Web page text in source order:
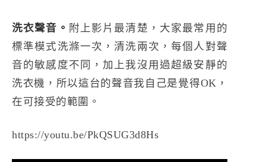
洗衣聲音。 附上影片最清楚，大家最常用的
標準模式洗滌一次，清洗兩次，每個人對聲
音的敏感度不同，加上我沒用過超級安靜的
洗衣機，所以這台的聲音我自己是覺得OK，
在可接受的範圍。
https://youtu.be/PkQSUG3d8Hs